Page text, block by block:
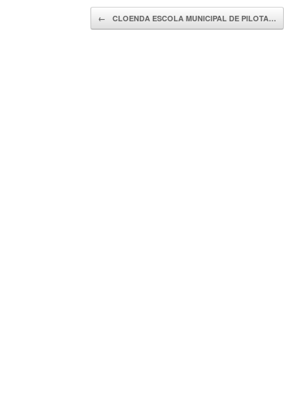
Navegador de artículos
← CLOENDA ESCOLA MUNICIPAL DE PILOTA…